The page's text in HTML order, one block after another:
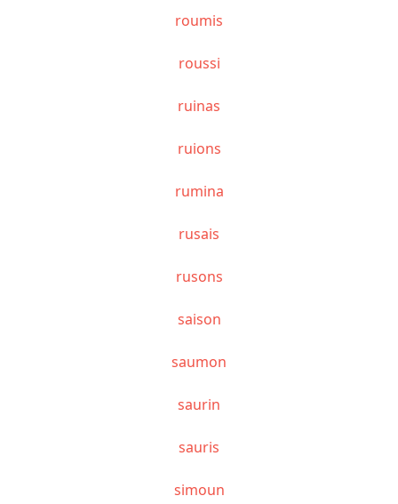
roumis
roussi
ruinas
ruions
rumina
rusais
rusons
saison
saumon
saurin
sauris
simoun